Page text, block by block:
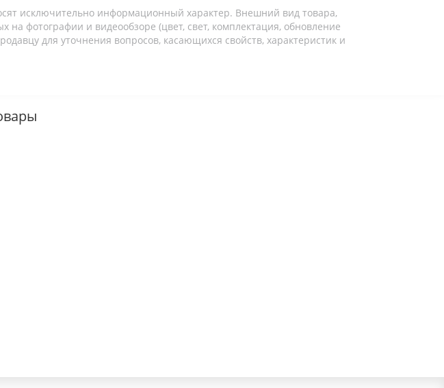
исключительно информационный характер. Внешний вид товара,
фотографии и видеообзоре (цвет, свет, комплектация, обновление
для уточнения вопросов, касающихся свойств, характеристик и